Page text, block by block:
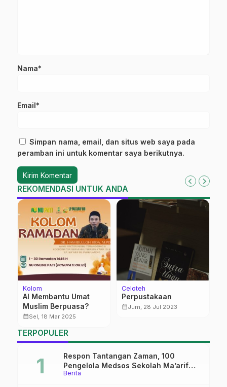
Nama*
Email*
Simpan nama, email, dan situs web saya pada
peramban ini untuk komentar saya berikutnya.
REKOMENDASI UNTUK ANDA
Kolom
AI Membantu Umat
Muslim Berpuasa?
calendar_monthSel, 18 Mar 2025
Celoteh
Perpustakaan
calendar_monthJum, 28 Jul 2023
TERPOPULER
Berita
Respon Tantangan Zaman, 100
Pengelola Medsos Sekolah Ma’arif
Pekalongan Ikuti Pelatihan Literasi